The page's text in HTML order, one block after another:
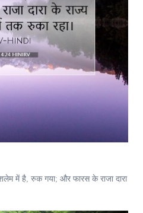
में है, रुक गया; और फारस के राजा दारा